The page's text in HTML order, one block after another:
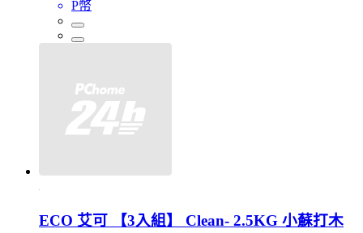
P幣
ECO 艾可 【3入組】 Clean- 2.5KG 小蘇打木